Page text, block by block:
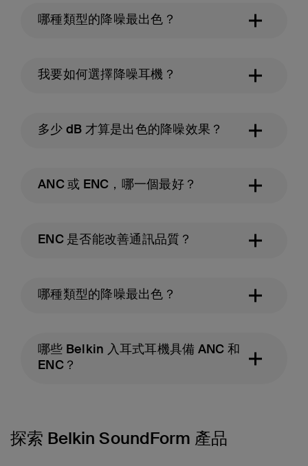
哪種類型的降噪最出色？
我要如何選擇降噪耳機？
多少 dB 才算是出色的降噪效果？
ANC 或 ENC，哪一個最好？
ENC 是否能改善通訊品質？
哪種類型的降噪最出色？
哪些 Belkin 入耳式耳機具備 ANC 和
ENC？
探索 Belkin SoundForm 產品